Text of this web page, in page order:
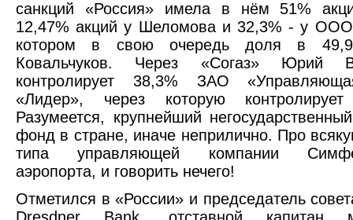
санкций «Россия» имела в нём 51%
12,47% акций у Шеломова и 32,3% - у
котором в свою очередь доля в
Ковальчуков. Через «Согаз» Юрий
контролирует 38,3% ЗАО
«Лидер», через которую
Разумеется, крупнейший
фонд в стране, иначе неприлично. Про
типа управляющей компании
аэропорта, и говорить нечего!
Отметился в «России» и председатель